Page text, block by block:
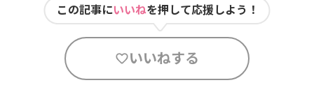
この記事にいいねを押して応援しよう！
いいねする